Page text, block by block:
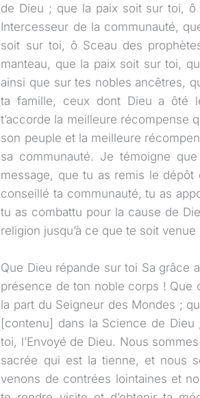
de Dieu ; que la paix soit sur toi,
Intercesseur de la communauté,
soit sur toi, ô Sceau des
manteau, que la paix soit sur toi,
ainsi que sur tes nobles ancêtres,
ta famille, ceux dont Dieu a ôté
t’accorde la meilleure récompense
son peuple et la meilleure
sa communauté. Je témoigne
message, que tu as remis le
conseillé ta communauté, tu as
tu as combattu pour la cause de
religion jusqu’à ce que te soit
Que Dieu répande sur toi Sa grâce
présence de ton noble corps ! Que
la part du Seigneur des Mondes ;
[contenu] dans la Science de
toi, l’Envoyé de Dieu. Nous
sacrée qui est la tienne, et nous
venons de contrées lointaines et